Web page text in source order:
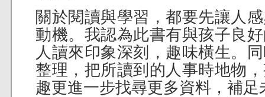
關於閱讀與學習，都要先讓人
動機。我認為此書有與孩子良
人讀來印象深刻，趣味橫生。
整理，把所讀到的人事時地物
趣更進一步找尋更多資料，補